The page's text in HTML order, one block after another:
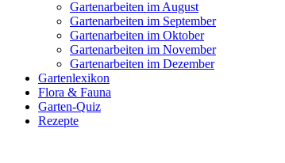
Gartenarbeiten im August
Gartenarbeiten im September
Gartenarbeiten im Oktober
Gartenarbeiten im November
Gartenarbeiten im Dezember
Gartenlexikon
Flora & Fauna
Garten-Quiz
Rezepte